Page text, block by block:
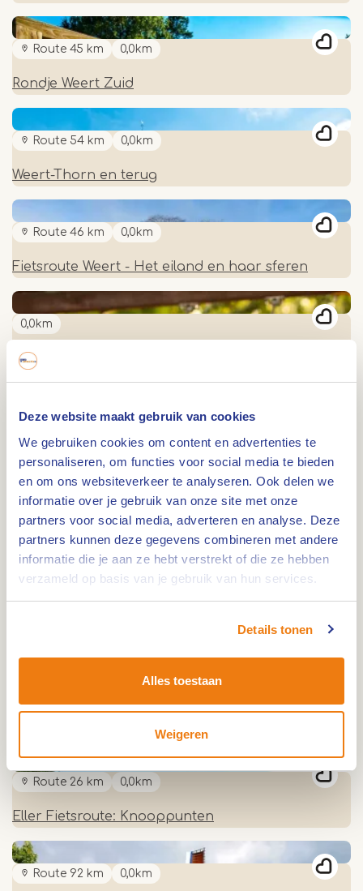
Deze website maakt gebruik van cookies
We gebruiken cookies om content en advertenties te
personaliseren, om functies voor social media te bieden
en om ons websiteverkeer te analyseren. Ook delen we
informatie over je gebruik van onze site met onze
partners voor social media, adverteren en analyse. Deze
partners kunnen deze gegevens combineren met andere
informatie die je aan ze hebt verstrekt of die ze hebben
verzameld op basis van je gebruik van hun services.
Details tonen
Alles toestaan
Weigeren
Route 45 km 0,0km
Rondje Weert Zuid
Route 54 km 0,0km
Weert-Thorn en terug
Route 46 km 0,0km
Fietsroute Weert - Het eiland en haar sferen
0,0km
Speeltuinroute Weert
Route 59 km 0,0km
Van Waes-kastelenfietsroute
Route 35 km 0,0km
Windmolenroute
Route 41 km 0,0km
Route 26 km 0,0km
Eller Fietsroute: Knooppunten
Route 92 km 0,0km